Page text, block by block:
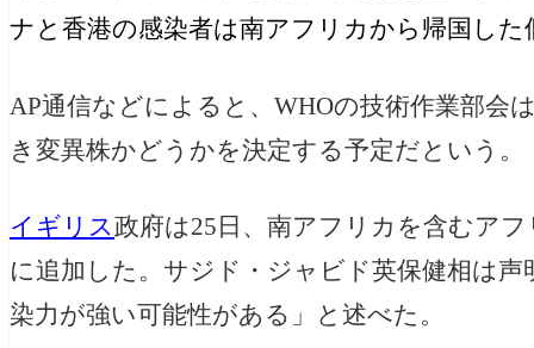
ナと香港の感染者は南アフリカから帰国し
AP通信などによると、WHOの技術作業部会
き変異株かどうかを決定する予定だという。
イギリス政府は25日、南アフリカを含むア
に追加した。サジド・ジャビド英保健相は
染力が強い可能性がある」と述べた。